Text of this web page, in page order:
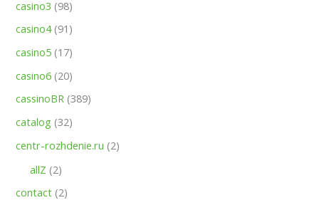
casino3 (98)
casino4(91)
casino5 (17)
casino6 (20)
cassinoBR (389)
catalog (32)
centr-rozhdenie.ru (2)
allZ (2)
contact (2)